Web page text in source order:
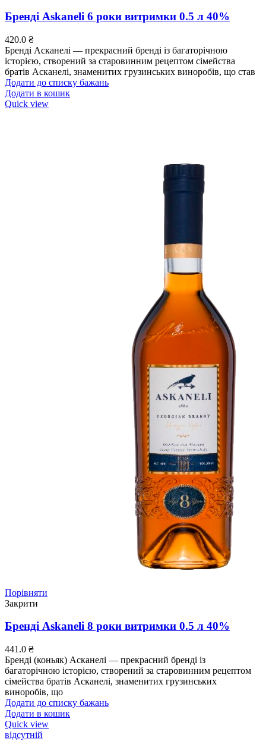
Бренді Askaneli 6 роки витримки 0.5 л 40%
420.0 ₴
Бренді Асканелі — прекрасний бренді із багаторічною
історією, створений за старовинним рецептом сімейства
братів Асканелі, знаменитих грузинських виноробів, що став
Додати до списку бажань
Додати в кошик
Quick view
Порівняти
Закрити
Бренді Askaneli 8 роки витримки 0.5 л 40%
441.0 ₴
Бренді (коньяк) Асканелі — прекрасний бренді із
багаторічною історією, створений за старовинним рецептом
сімейства братів Асканелі, знаменитих грузинських
виноробів, що
Додати до списку бажань
Додати в кошик
Quick view
відсутній